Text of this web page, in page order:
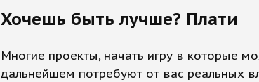
Хочешь быть лучше? Плати
Многие проекты, начать игру в которые
дальнейшем потребуют от вас реальных